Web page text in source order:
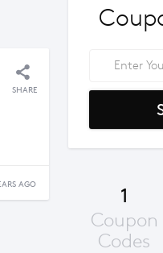
SHARE
AGO
1
Coupon
Codes